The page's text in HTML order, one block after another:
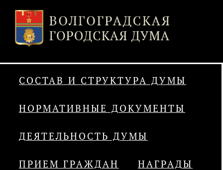
СОСТАВ И СТРУКТУРА ДУМЫ
НОРМАТИВНЫЕ ДОКУМЕНТЫ
ДЕЯТЕЛЬНОСТЬ ДУМЫ
ПРИЕМ ГРАЖДАН НАГРАДЫ